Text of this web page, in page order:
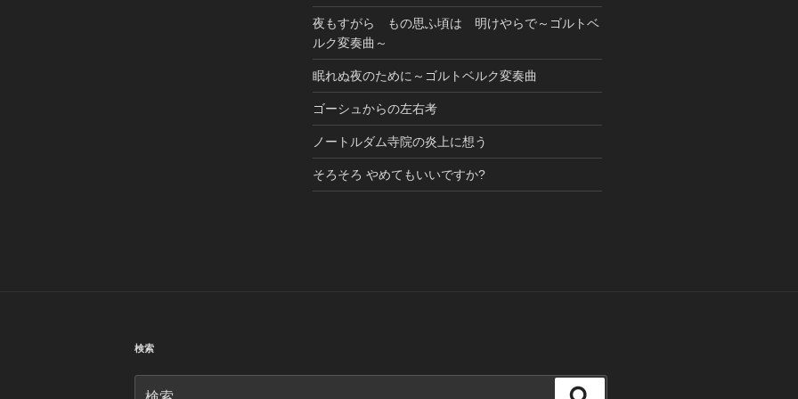
夜もすがら もの思ふ頃は 明けやらで～ゴルトベ
ルク変奏曲～
眠れぬ夜のために～ゴルトベルク変奏曲
ゴーシュからの左右考
ノートルダム寺院の炎上に想う
そろそろ やめてもいいですか?
検索